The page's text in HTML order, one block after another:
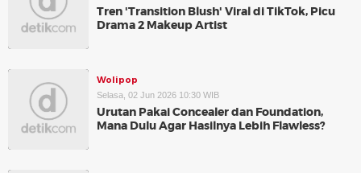
Tren 'Transition Blush' Viral di TikTok, Picu
Drama 2 Makeup Artist
Wolipop
Selasa, 02 Jun 2026 10:30 WIB
Urutan Pakai Concealer dan Foundation,
Mana Dulu Agar Hasilnya Lebih Flawless?